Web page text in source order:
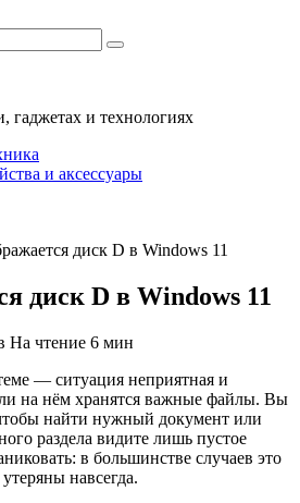
гаджетах и технологиях
и аксессуары
диск D в Windows 11
диск D в Windows 11
На чтение 6 мин
— ситуация неприятная и
на нём хранятся важные файлы. Вы
найти нужный документ или
раздела видите лишь пустое
в большинстве случаев это
навсегда.